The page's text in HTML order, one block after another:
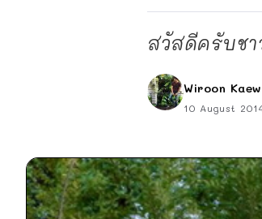
สวัสดีครับช
Wiroon
10 August